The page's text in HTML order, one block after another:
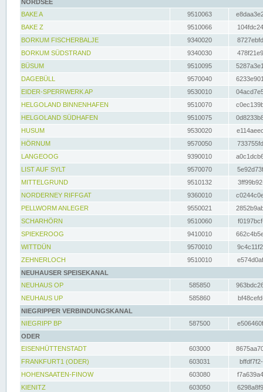
NORDSEE
BAKE A
9510063
BAKE Z
9510066
BORKUM FISCHERBALJE
9340020
BORKUM SÜDSTRAND
9340030
BÜSUM
9510095
DAGEBÜLL
9570040
EIDER-SPERRWERK AP
9530010
HELGOLAND BINNENHAFEN
9510070
HELGOLAND SÜDHAFEN
9510075
HUSUM
9530020
HÖRNUM
9570050
LANGEOOG
9390010
LIST AUF SYLT
9570070
MITTELGRUND
9510132
NORDERNEY RIFFGAT
9360010
PELLWORM ANLEGER
9550021
SCHARHÖRN
9510060
SPIEKEROOG
9410010
WITTDÜN
9570010
ZEHNERLOCH
9510010
NEUHAUSER SPEISEKANAL
NEUHAUS OP
585850
NEUHAUS UP
585860
NIEGRIPPER VERBINDUNGSKANAL
NIEGRIPP BP
587500
ODER
EISENHÜTTENSTADT
603000
FRANKFURT1 (ODER)
603031
HOHENSAATEN-FINOW
603080
KIENITZ
603050